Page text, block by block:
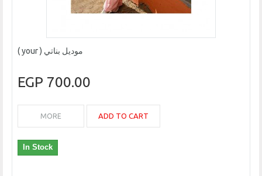
موديل بناتي ( your )
700.00 EGP
ADD TO CART
MORE
In Stock